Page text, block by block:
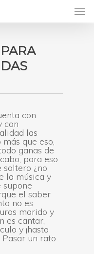
con
con
las
que eso,
ganas de
para eso
soltero ¿no
la música y
supone
el saber
no es
marido y
es cantar,
y ¡hasta
Pasar un rato